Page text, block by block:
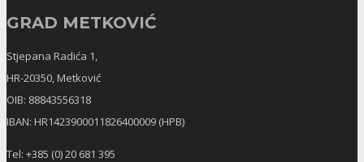
GRAD METKOVIĆ
Stjepana Radića 1,
HR-20350, Metković
OIB: 88843556318
IBAN: HR1423900011826400009 (HPB)
Tel: +385 (0) 20 681 395